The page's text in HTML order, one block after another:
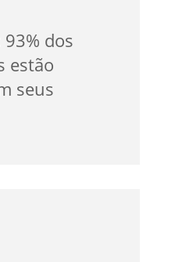
dos
estão
seus